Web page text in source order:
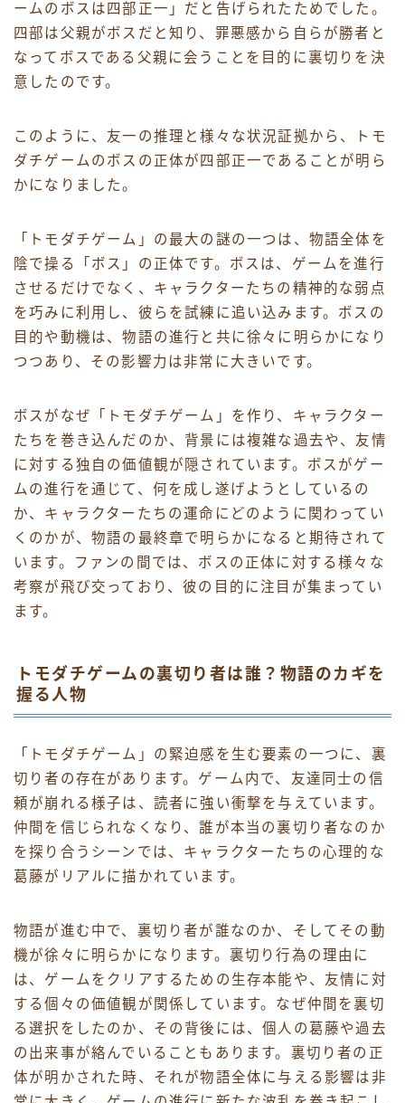
ームのボスは四部正一」だと告げられたためでした。
四部は父親がボスだと知り、罪悪感から自らが勝者と
なってボスである父親に会うことを目的に裏切りを決
意したのです。
このように、友一の推理と様々な状況証拠から、トモ
ダチゲームのボスの正体が四部正一であることが明ら
かになりました。
「トモダチゲーム」の最大の謎の一つは、物語全体を
陰で操る「ボス」の正体です。ボスは、ゲームを進行
させるだけでなく、キャラクターたちの精神的な弱点
を巧みに利用し、彼らを試練に追い込みます。ボスの
目的や動機は、物語の進行と共に徐々に明らかになり
つつあり、その影響力は非常に大きいです。
ボスがなぜ「トモダチゲーム」を作り、キャラクター
たちを巻き込んだのか、背景には複雑な過去や、友情
に対する独自の価値観が隠されています。ボスがゲー
ムの進行を通じて、何を成し遂げようとしているの
か、キャラクターたちの運命にどのように関わってい
くのかが、物語の最終章で明らかになると期待されて
います。ファンの間では、ボスの正体に対する様々な
考察が飛び交っており、彼の目的に注目が集まってい
ます。
トモダチゲームの裏切り者は誰？物語のカギを
握る人物
「トモダチゲーム」の緊迫感を生む要素の一つに、裏
切り者の存在があります。ゲーム内で、友達同士の信
頼が崩れる様子は、読者に強い衝撃を与えています。
仲間を信じられなくなり、誰が本当の裏切り者なのか
を探り合うシーンでは、キャラクターたちの心理的な
葛藤がリアルに描かれています。
物語が進む中で、裏切り者が誰なのか、そしてその動
機が徐々に明らかになります。裏切り行為の理由に
は、ゲームをクリアするための生存本能や、友情に対
する個々の価値観が関係しています。なぜ仲間を裏切
る選択をしたのか、その背後には、個人の葛藤や過去
の出来事が絡んでいることもあります。裏切り者の正
体が明かされた時、それが物語全体に与える影響は非